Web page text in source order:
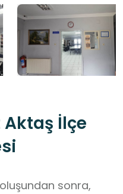
İlçe
oluşundan sonra,